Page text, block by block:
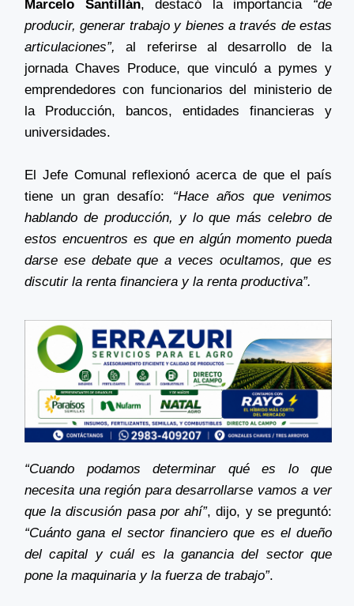
Marcelo Santillán, destacó la importancia “de
producir, generar trabajo y bienes a través de estas
articulaciones”, al referirse al desarrollo de la
jornada Chaves Produce, que vinculó a pymes y
emprendedores con funcionarios del ministerio de
la Producción, bancos, entidades financieras y
universidades.
El Jefe Comunal reflexionó acerca de que el país
tiene un gran desafío: “Hace años que venimos
hablando de producción, y lo que más celebro de
estos encuentros es que en algún momento pueda
darse ese debate que a veces ocultamos, que es
discutir la renta financiera y la renta productiva”.
“Cuando podamos determinar qué es lo que
necesita una región para desarrollarse vamos a ver
que la discusión pasa por ahí”, dijo, y se preguntó:
“Cuánto gana el sector financiero que es el dueño
del capital y cuál es la ganancia del sector que
pone la maquinaria y la fuerza de trabajo”.